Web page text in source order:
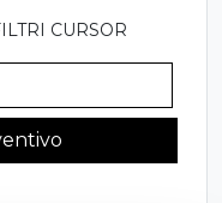
CURSOR